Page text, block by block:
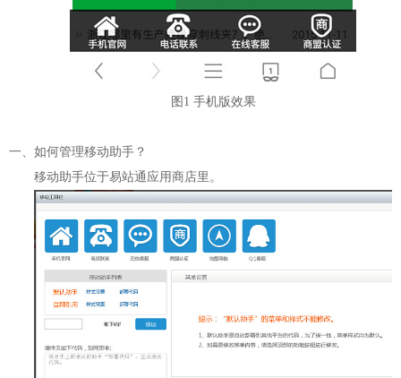
图1 手机版效果
一、如何管理移动助手？
移动助手位于易站通应用商店里。